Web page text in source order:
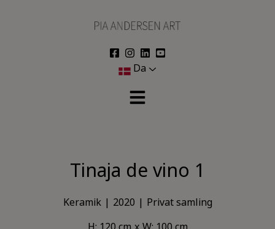
Da
Tinaja de vino 1
Keramik 2020
Privat samling